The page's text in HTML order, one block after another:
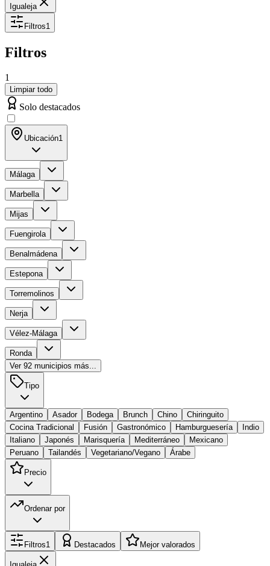
Igualeja
Filtros1
Filtros
1
Limpiar todo
Solo destacados
Ubicación1
Málaga
Marbella
Mijas
Fuengirola
Benalmádena
Estepona
Torremolinos
Nerja
Vélez-Málaga
Ronda
Ver 92 municipios más...
Tipo
Argentino Asador Bodega Brunch Chino
Chiringuito
Cocina Tradicional
Fusión Gastronómico Hamburguesería
Indio
Italiano
Japonés Marisquería Mediterráneo
Mexicano
Peruano
Tailandés Vegetariano/Vegano Árabe
Precio
Ordenar por
Filtros1 Destacados Mejor valorados